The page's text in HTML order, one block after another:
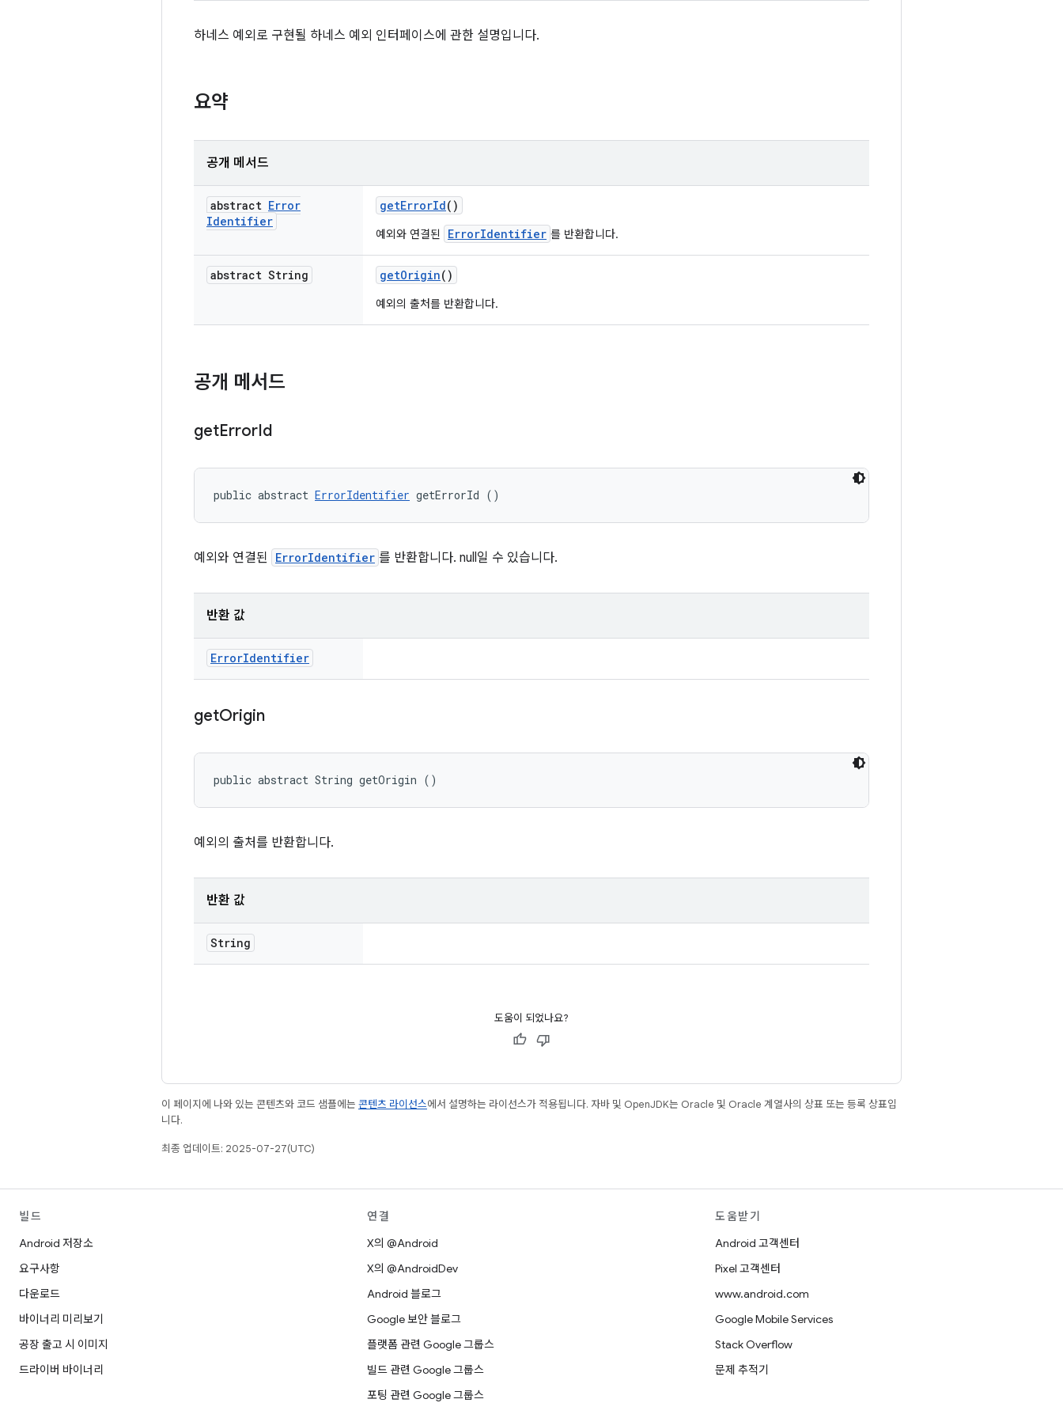
하네스 예외로 구현될 하네스 예외 인터페이스에 관한 설명입니다.
요약
공개 메서드
abstract Error
Identifier
getErrorId()
예외와 연결된 ErrorIdentifier 를 반환합니다.
abstract String getOrigin()
예외의 출처를 반환합니다.
공개 메서드
getErrorId
public abstract ErrorIdentifier getErrorId ()
예외와 연결된 ErrorIdentifier 를 반환합니다. null일 수 있습니다.
반환 값
ErrorIdentifier
getOrigin
public abstract String getOrigin ()
예외의 출처를 반환합니다.
반환 값
String
도움이 되었나요?
이 페이지에 나와 있는 콘텐츠와 코드 샘플에는 콘텐츠 라이선스에서 설명하는 라이선스가 적용됩니다. 자바 및 OpenJDK는 Oracle 및 Oracle 계열사의 상표 또는 등록 상표입
니다.
최종 업데이트: 2025-07-27(UTC)
빌드
Android 저장소
요구사항
다운로드
바이너리 미리보기
공장 출고 시 이미지
드라이버 바이너리
연결
X의 @Android
X의 @AndroidDev
Android 블로그
Google 보안 블로그
플랫폼 관련 Google 그룹스
빌드 관련 Google 그룹스
포팅 관련 Google 그룹스
도움받기
Android 고객센터
Pixel 고객센터
www.android.com
Google Mobile Services
Stack Overflow
문제 추적기